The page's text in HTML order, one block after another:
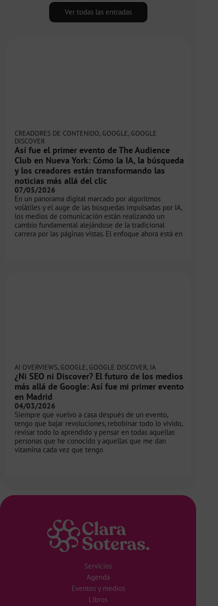
Ver todas las entradas
CREADORES DE CONTENIDO, GOOGLE, GOOGLE
DISCOVER
Así fue el primer evento de The Audience
Club en Nueva York: Cómo la IA, la búsqueda
y los creadores están transformando las
noticias más allá del clic
07/05/2026
En un panorama digital marcado por algoritmos
volátiles y el auge de las búsquedas impulsadas por IA,
los medios de comunicación están realizando un
cambio fundamental alejándose de la tradicional
carrera por las páginas vistas. El enfoque ahora está en
AI OVERVIEWS, GOOGLE, GOOGLE DISCOVER, IA
¿Ni SEO ni Discover? El futuro de los medios
más allá de Google: Así fue mi primer evento
en Madrid
04/03/2026
Siempre que vuelvo a casa después de un evento,
tengo que bajar revoluciones, rebobinar todo lo vivido,
revisar todo lo aprendido y pensar en todas aquellas
personas que he conocido y aquellas que me dan
vitamina cada vez que tengo
Servicios
Agenda
Eventos y medios
Libros